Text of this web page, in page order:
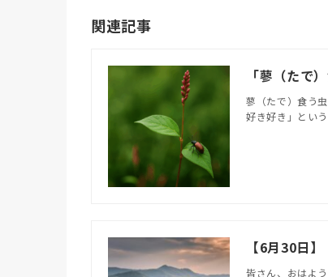
関連記事
「蓼（たで
蓼（たで）食う
好き好き」とい
【6月30日
皆さん、おはよ